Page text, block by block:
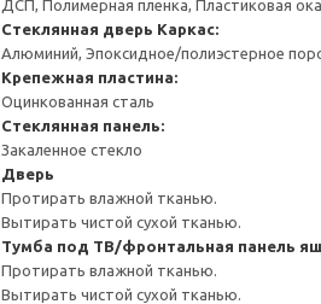
ДСП, Полимерная пленка, Пластиковая
Стеклянная дверь Каркас:
Алюминий, Эпоксидное/полиэстерное
Крепежная пластина:
Оцинкованная сталь
Стеклянная панель:
Закаленное стекло
Дверь
Протирать влажной тканью.
Вытирать чистой сухой тканью.
Тумба под ТВ/фронтальная панель
Протирать влажной тканью.
Вытирать чистой сухой тканью.